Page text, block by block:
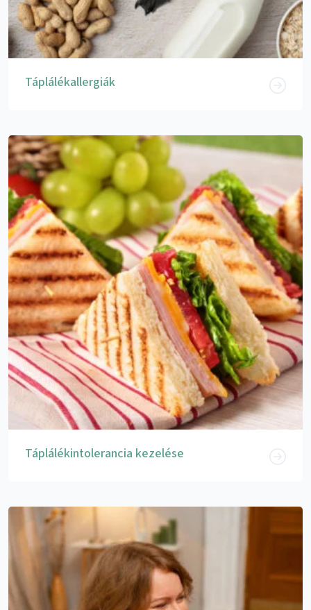
Táplálékallergiák
Táplálékintolerancia kezelése